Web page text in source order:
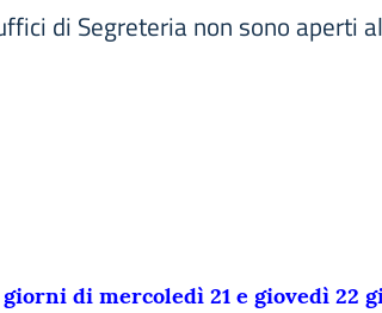
di Segreteria non sono aperti
di mercoledì 21 e giovedì 22